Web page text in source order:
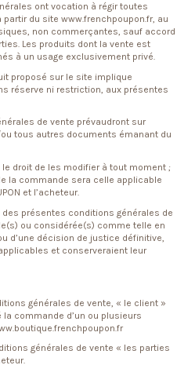
ont vocation à régir toutes
du site www.frenchpoupon.fr, au
non commerçantes, sauf accord
Les produits dont la vente est
à un usage exclusivement privé.
proposé sur le site implique
réserve ni restriction, aux présentes
de vente prévaudront sur
tous autres documents émanant du
le droit de les modifier à tout moment ;
la commande sera celle applicable
et l’acheteur.
présentes conditions générales de
ou considérée(s) comme telle en
d’une décision de justice définitive,
et conserveraient leur
générales de vente, « le client »
commande d’un ou plusieurs
générales de vente « les parties